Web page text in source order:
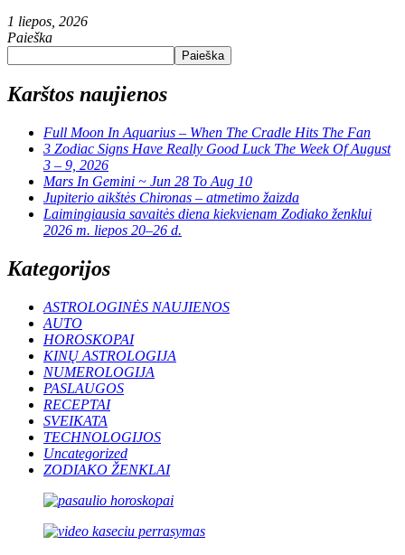
1 liepos, 2026
Paieška
Paieška
Karštos naujienos
Full Moon In Aquarius – When The Cradle Hits The Fan
3 Zodiac Signs Have Really Good Luck The Week Of August
3 – 9, 2026
Mars In Gemini ~ Jun 28 To Aug 10
Jupiterio aikštės Chironas – atmetimo žaizda
Laimingiausia savaitės diena kiekvienam Zodiako ženklui
2026 m. liepos 20–26 d.
Kategorijos
ASTROLOGINĖS NAUJIENOS
AUTO
HOROSKOPAI
KINŲ ASTROLOGIJA
NUMEROLOGIJA
PASLAUGOS
RECEPTAI
SVEIKATA
TECHNOLOGIJOS
Uncategorized
ZODIAKO ŽENKLAI